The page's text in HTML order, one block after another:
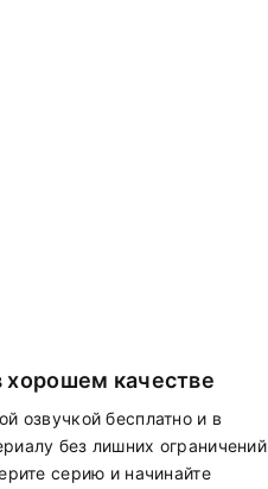
хорошем качестве
озвучкой бесплатно и в
без лишних ограничений
серию и начинайте